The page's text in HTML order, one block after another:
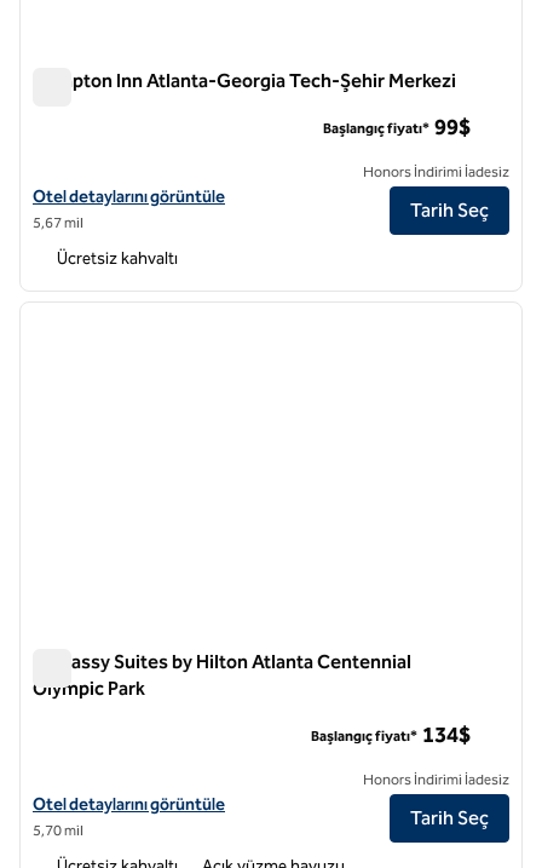
Hampton Inn Atlanta-Georgia Tech-Şehir Merkezi
Hampton Inn Atlanta-Georgia Tech-Downtown için otel detaylarını
Otel detaylarını görüntüle
5,67 mil
Başlangıç fiyatı* 99$
Honors İndirimi İadesiz
Tarih Seç
Ücretsiz kahvaltı
1 / 12
Embassy Suites by Hilton Atlanta Centennial
Olympic Park
Embassy Suites by Hilton Atlanta at Centennial Olympic Park için
Otel detaylarını görüntüle
5,70 mil
Başlangıç fiyatı* 134$
Honors İndirimi İadesiz
Tarih Seç